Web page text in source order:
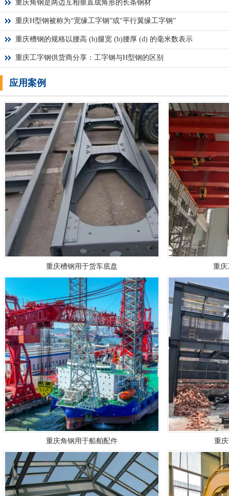
重庆角钢是两边互相垂直成角形的长条钢材
重庆H型钢被称为“宽缘工字钢”或“平行翼缘工字钢”
重庆槽钢的规格以腰高 (h)腿宽 (b)腰厚 (d) 的毫米数表示
重庆工字钢供货商分享：工字钢与H型钢的区别
应用案例
重庆槽钢用于货车底盘 重庆
重庆角钢用于船舶配件 重